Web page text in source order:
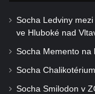
Socha Ledviny
ve Hluboké nad
Socha Memento na
Socha
Socha Smilodon v